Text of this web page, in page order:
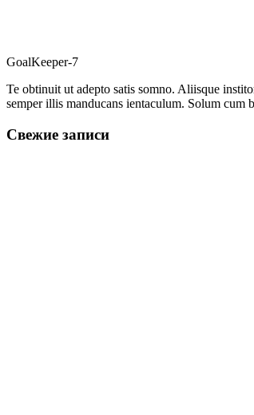
GoalKeeper-7
Te obtinuit ut adepto satis somno. Aliisque
semper illis manducans ientaculum. Solum
Свежие записи